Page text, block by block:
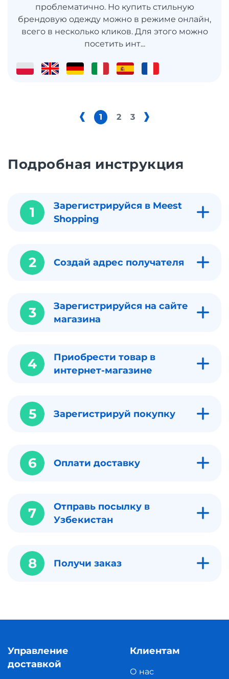
проблематично. Но купить стильную
брендовую одежду можно в режиме онлайн,
всего в несколько кликов. Для этого можно
посетить инт...
1 2 3
Подробная инструкция
1
Зарегистрируйся в Meest
Shopping
2 Создай адрес получателя
3
Зарегистрируйся на сайте
магазина
4
Приобрести товар в
интернет-магазине
5 Зарегистрируй покупку
6 Оплати доставку
7
Отправь посылку в
Узбекистан
8 Получи заказ
Управление
доставкой
Клиентам
О нас